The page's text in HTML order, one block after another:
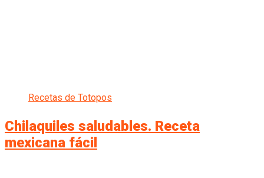
Recetas de Totopos
Chilaquiles saludables. Receta
mexicana fácil